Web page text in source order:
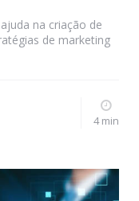
na criação de
de marketing
4 min